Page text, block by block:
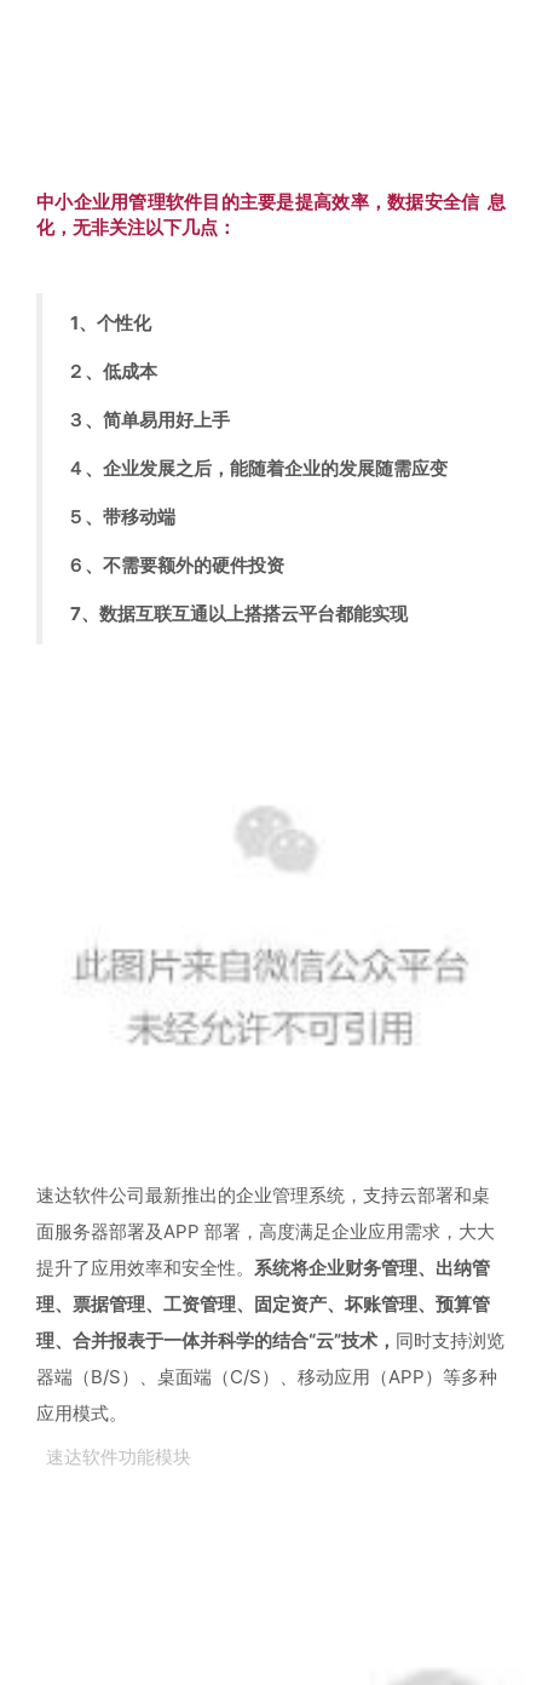
中小企业用管理软件目的主要是提高效率，数据安全信 息
化，无非关注以下几点：
1、个性化
２、低成本
３、简单易用好上手
４、企业发展之后，能随着企业的发展随需应变
５、带移动端
６、不需要额外的硬件投资
7、数据互联互通以上搭搭云平台都能实现
速达软件公司最新推出的企业管理系统，支持云部署和桌
面服务器部署及APP 部署，高度满足企业应用需求，大大
提升了应用效率和安全性。 系统将企业财务管理、出纳管
理、票据管理、工资管理、固定资产、坏账管理、预算管
理、合并报表于一体并科学的结合“云”技术， 同时支持浏览
器端（B/S）、桌面端（C/S）、移动应用（APP）等多种
应用模式。
速达软件功能模块